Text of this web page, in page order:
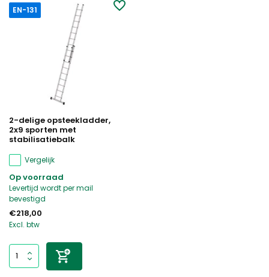
EN-131
2-delige opsteekladder,
2x9 sporten met
stabilisatiebalk
Vergelijk
Op voorraad
Levertijd wordt per mail
bevestigd
€218,00
Excl. btw